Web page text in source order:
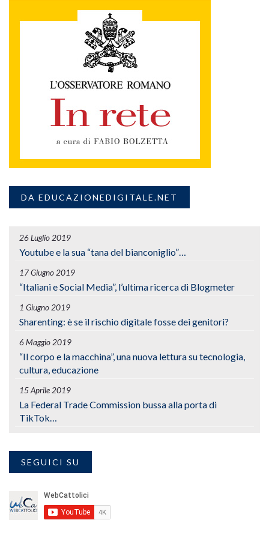
DA EDUCAZIONEDIGITALE.NET
26 Luglio 2019
Youtube e la sua “tana del bianconiglio”…
17 Giugno 2019
“Italiani e Social Media”, l’ultima ricerca di Blogmeter
1 Giugno 2019
Sharenting: è se il rischio digitale fosse dei genitori?
6 Maggio 2019
“Il corpo e la macchina”, una nuova lettura su tecnologia,
cultura, educazione
15 Aprile 2019
La Federal Trade Commission bussa alla porta di
TikTok…
SEGUICI SU